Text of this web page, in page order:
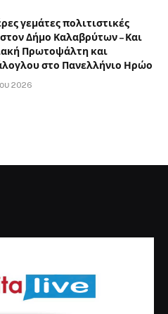
γεμάτες πολιτιστικές
Δήμο Καλαβρύτων – Και
Πρωτοψάλτη και
στο Πανελλήνιο Ηρώο
2026